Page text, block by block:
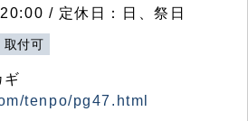
/ 定休日：日、祭日
取付可
tenpo/pg47.html